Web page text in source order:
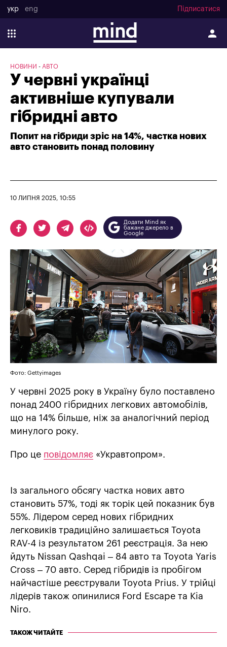
укр eng Підписатися
НОВИНИ АВТО
У червні українці
активніше купували
гібридні авто
Попит на гібриди зріс на 14%, частка нових
авто становить понад половину
10 ЛИПНЯ 2025, 10:55
Додати Mind як
бажане джерело в
Google
Фото: Gettyimages
У червні 2025 року в Україну було поставлено
понад 2400 гібридних легкових автомобілів,
що на 14% більше, ніж за аналогічний період
минулого року.
Про це повідомляє «Укравтопром».
Із загального обсягу частка нових авто
становить 57%, тоді як торік цей показник був
55%. Лідером серед нових гібридних
легковиків традиційно залишається Toyota
RAV-4 із результатом 261 реєстрація. За нею
йдуть Nissan Qashqai – 84 авто та Toyota Yaris
Cross – 70 авто. Серед гібридів із пробігом
найчастіше реєстрували Toyota Prius. У трійці
лідерів також опинилися Ford Escape та Kia
Niro.
ТАКОЖ ЧИТАЙТЕ